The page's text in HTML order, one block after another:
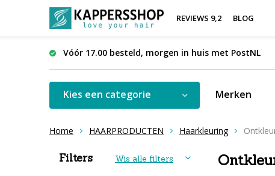
REVIEWS 9,2 BLOG
Vóór 17.00 besteld, morgen in huis met PostNL
Kies een categorie Merken
Home HAARPRODUCTEN Haarkleuring
Sorteren op:
Filters Wis alle filters